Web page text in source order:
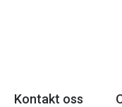
Kontakt oss